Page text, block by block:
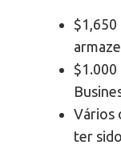
$1,650
$1.000
Vários
ter